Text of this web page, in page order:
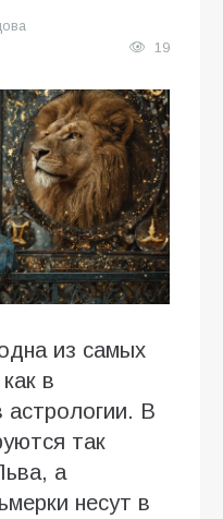
19
из самых
в
астрологии. В
так
а
несут в